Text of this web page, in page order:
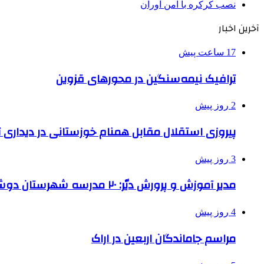
نصب کرکره با امن آوران
آخرین اخبار
17 ساعت پیش
ترافیک نیمه‌سنگین در محورهای قزوین
2 روز پیش
پیروزی استقلال مقابل همنام خوزستانی در دیداری
3 روز پیش
مدیر آموزش و پرورش دیّر: ۲۰ مدرسه شهرستان دوشیفته است
4 روز پیش
مراسم جاماندگان اربعین در اراک